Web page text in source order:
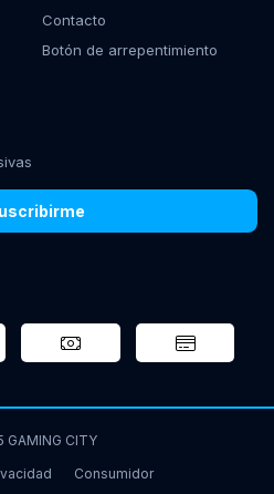
Contacto
Botón de arrepentimiento
GAMING CITY
Consumidor